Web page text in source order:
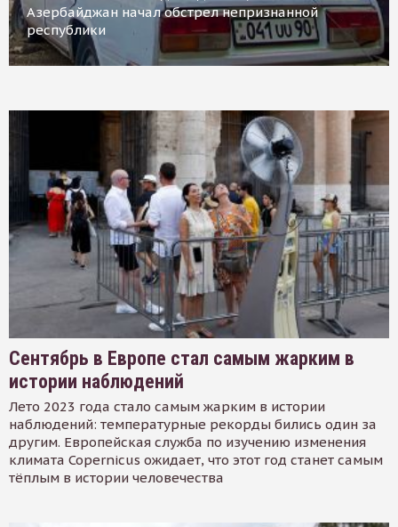
Азербайджан начал обстрел непризнанной
республики
Сентябрь в Европе стал самым жарким в
истории наблюдений
Лето 2023 года стало самым жарким в истории
наблюдений: температурные рекорды бились один за
другим. Европейская служба по изучению изменения
климата Copernicus ожидает, что этот год станет самым
тёплым в истории человечества